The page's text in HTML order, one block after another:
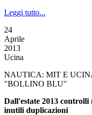
Leggi tutto...
24
Aprile
2013
Ucina
NAUTICA: MIT E
"BOLLINO BLU"
Dall'estate 2013
inutili duplicazioni